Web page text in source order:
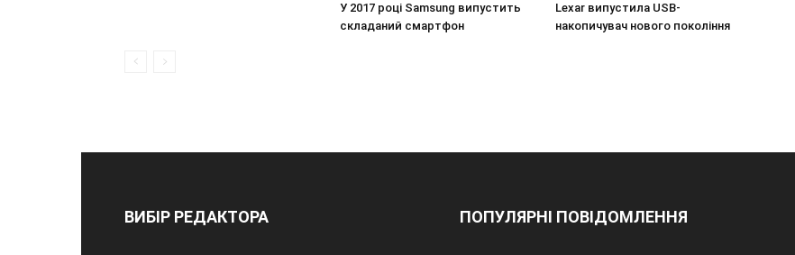
У 2017 році Samsung випустить
складаний смартфон
Lexar випустила USB-
накопичувач нового покоління
ВИБІР РЕДАКТОРА ПОПУЛЯРНІ ПОВІДОМЛЕННЯ